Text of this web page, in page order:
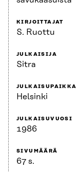
KIRJOITTAJAT
S. Ruottu
JULKAISIJA
Sitra
JULKAISUPAIKKA
Helsinki
JULKAISUVUOSI
1986
SIVUMÄÄRÄ
67 s.